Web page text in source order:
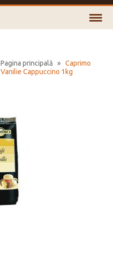
Pagina principală » Caprimo
Vanilie Cappuccino 1kg